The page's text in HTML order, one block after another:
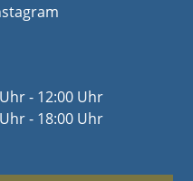
- 12:00 Uhr
- 18:00 Uhr